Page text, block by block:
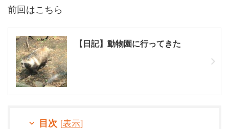
前回はこちら
【日記】動物園に行ってきた
目次 [表示]